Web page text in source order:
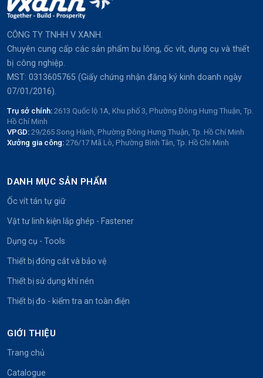
CÔNG TY TNHH V XANH.
Chuyên cung cấp các sản phẩm bu lông, ốc vít, dụng cụ và thiết
bị công nghiệp.
MST: 0313605765 (Giấy chứng nhận đăng ký kinh doanh ngày
07/01/2016).
Trụ sở chính: 2613 Quốc lộ 1A, Khu phố 3, Phường Đông Hưng Thuận, Tp.
Hồ Chí Minh
VPGD: 29/265 Song Hành, Phường Đông Hưng Thuận, Tp. Hồ Chí Minh
Xưởng gia công: 276/17 Mã Lò, Phường Bình Tân, Tp. Hồ Chí Minh
DANH MỤC SẢN PHẨM
Ốc vít tán tự giữ
Vật tư linh kiện lắp ghép - Fastener
Dụng cụ - Tools
Thiết bị đóng cắt và bảo vệ
Thiết bị sử dụng khí nén
Thiết bị đo - kiểm tra an toàn điện
GIỚI THIỆU
Trang chủ
Catalogue